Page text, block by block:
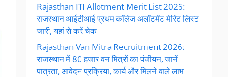
Rajasthan ITI Allotment Merit List 2026:
राजस्थान आईटीआई प्रथम कॉलेज अलॉटमेंट मेरिट लिस्ट
जारी, यहां से करें चेक
Rajasthan Van Mitra Recruitment 2026:
राजस्थान में 80 हजार वन मित्रों का पंजीयन, जानें
पात्रता, आवेदन प्रक्रिया, कार्य और मिलने वाले लाभ